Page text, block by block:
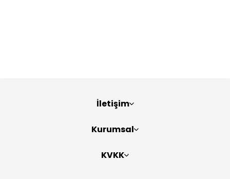
İletişim
Kurumsal
KVKK